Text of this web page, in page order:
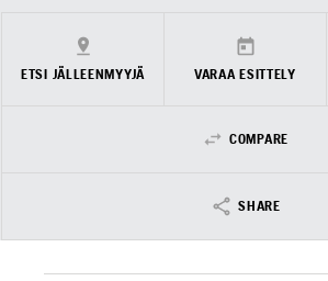
ETSI JÄLLEENMYYJÄ VARAA ESITTELY
COMPARE
SHARE